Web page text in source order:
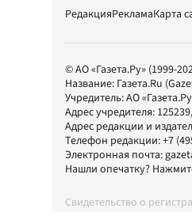
РедакцияРекламаКарта
© АО «Газета.Ру» (1999-
Название: Газета.Ru
Учредитель:АО
Адрес учредителя:
Адрес редакции и
Телефон редакции:+7
Электронная почта:
Нашли опечатку?
Свидетельство о